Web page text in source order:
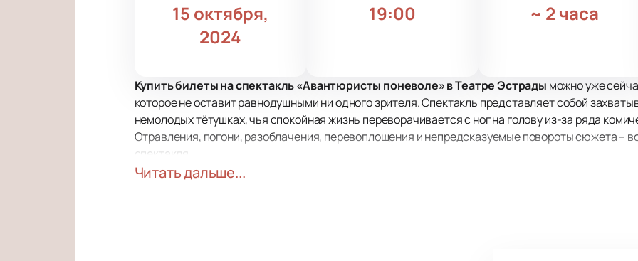
15 октября,
2024
19:00 ~ 2 часа
Купить билеты на спектакль «Авантюристы поневоле» в Театре Эстрады можно уже
которое не оставит равнодушными ни одного зрителя. Спектакль представляет собой
немолодых тётушках, чья спокойная жизнь переворачивается с ног на голову из-за ряда
Отравления, погони, разоблачения, перевоплощения и непредсказуемые повороты сюжета –
спектакля.
Сцена Театра Эстрады – это уникальная площадка, где проходят самые яркие и
Читать дальше...